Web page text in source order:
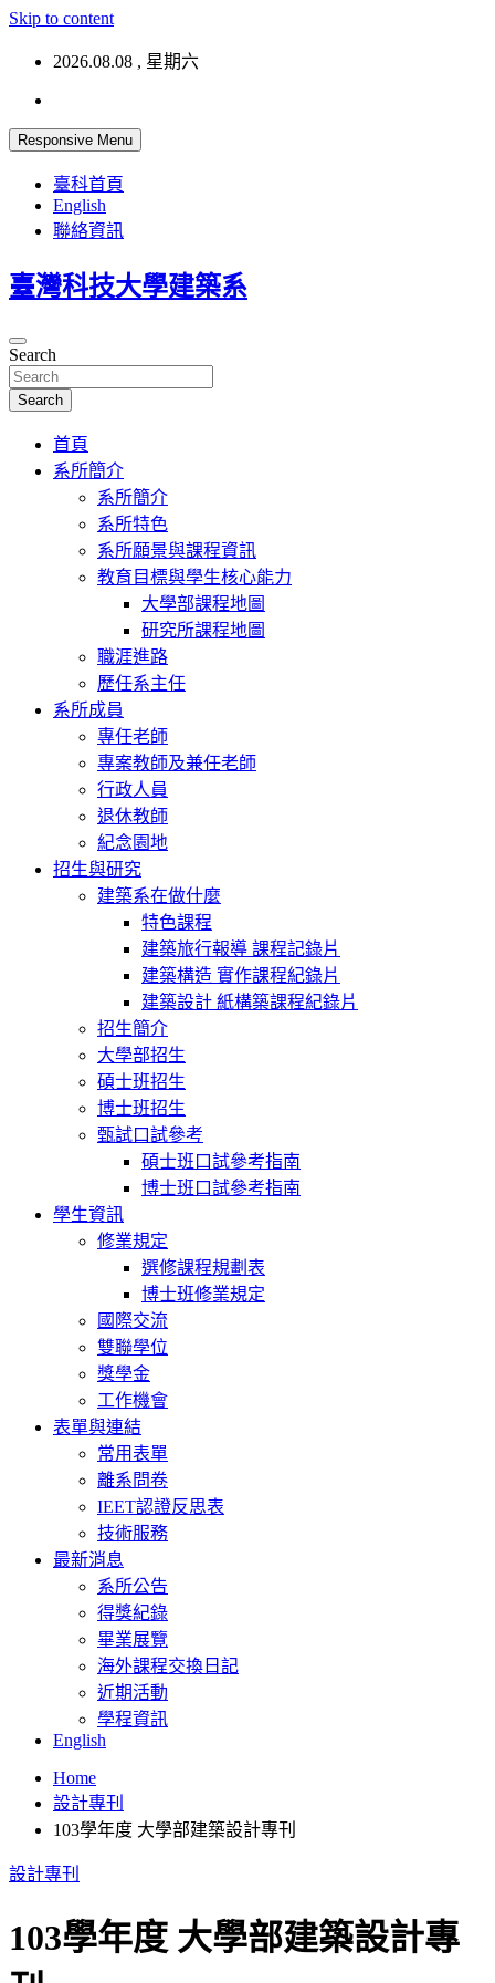
Skip to content
2026.08.08 , 星期六
Responsive Menu
臺科首頁
English
聯絡資訊
臺灣科技大學建築系
Search
Search
首頁
系所簡介
系所簡介
系所特色
系所願景與課程資訊
教育目標與學生核心能力
大學部課程地圖
研究所課程地圖
職涯進路
歷任系主任
系所成員
專任老師
專案教師及兼任老師
行政人員
退休教師
紀念園地
招生與研究
建築系在做什麼
特色課程
建築旅行報導 課程記錄片
建築構造 實作課程紀錄片
建築設計 紙構築課程紀錄片
招生簡介
大學部招生
碩士班招生
博士班招生
甄試口試參考
碩士班口試參考指南
博士班口試參考指南
學生資訊
修業規定
選修課程規劃表
博士班修業規定
國際交流
雙聯學位
獎學金
工作機會
表單與連結
常用表單
離系問卷
IEET認證反思表
技術服務
最新消息
系所公告
得獎紀錄
畢業展覽
海外課程交換日記
近期活動
學程資訊
English
Home
設計專刊
103學年度 大學部建築設計專刊
設計專刊
103學年度 大學部建築設計專